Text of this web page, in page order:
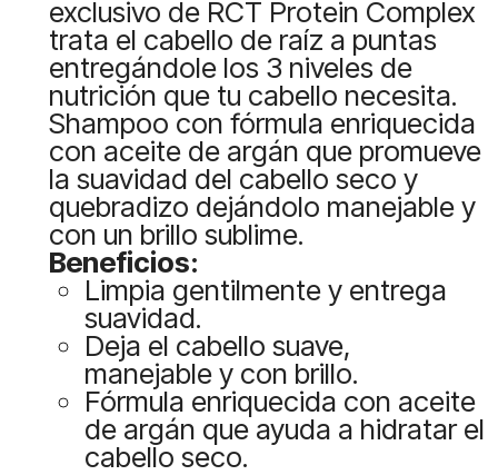
exclusivo de RCT Protein Complex
trata el cabello de raíz a puntas
entregándole los 3 niveles de
nutrición que tu cabello necesita.
Shampoo con fórmula enriquecida
con aceite de argán que promueve
la suavidad del cabello seco y
quebradizo dejándolo manejable y
con un brillo sublime.
Beneficios:
Limpia gentilmente y entrega
suavidad.
Deja el cabello suave,
manejable y con brillo.
Fórmula enriquecida con aceite
de argán que ayuda a hidratar el
cabello seco.